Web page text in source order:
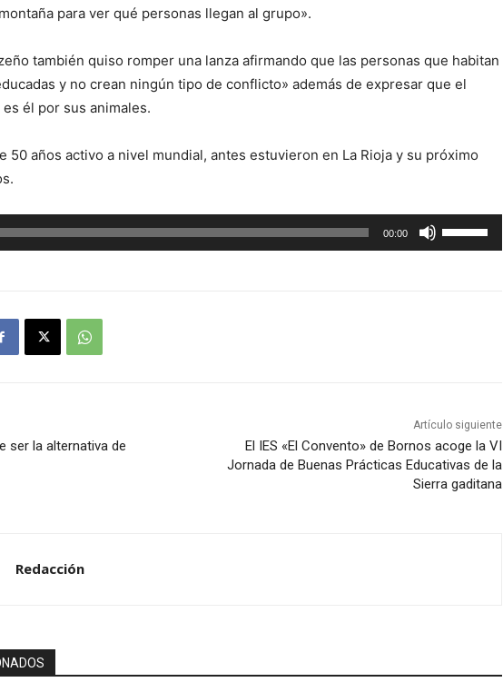
para ver qué personas llegan al grupo».
también quiso romper una lanza afirmando que las personas que habitan
y no crean ningún tipo de conflicto» además de expresar que el
él por sus animales.
50 años activo a nivel mundial, antes estuvieron en La Rioja y su próximo
00:00
t
t
e
l
ser la alternativa de
Artículo siguiente
El IES «El Convento» de Bornos acoge la VI
Jornada de Buenas Prácticas Educativas de la
Sierra gaditana
Redacción